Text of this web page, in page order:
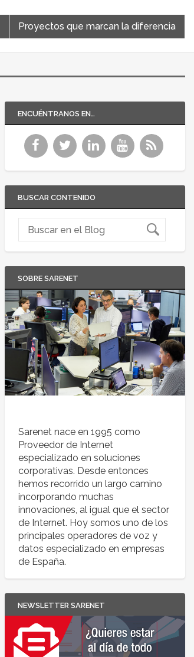
Proyectos que marcan la diferencia
ENCUÉNTRANOS EN…
BUSCAR CONTENIDO
SOBRE SARENET
Sarenet nace en 1995 como
Proveedor de Internet
especializado en soluciones
corporativas. Desde entonces
hemos recorrido un largo camino
incorporando muchas
innovaciones, al igual que el sector
de Internet. Hoy somos uno de los
principales operadores de voz y
datos especializado en empresas
de España.
NEWSLETTER SARENET